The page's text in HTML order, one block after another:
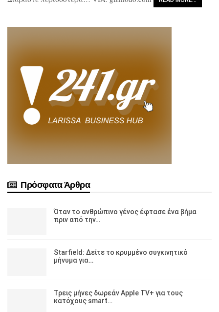
Πρόσφατα Άρθρα
Όταν το ανθρώπινο γένος έφτασε ένα βήμα
πριν από την…
Starfield: Δείτε το κρυμμένο συγκινητικό
μήνυμα για…
Τρεις μήνες δωρεάν Apple TV+ για τους
κατόχους smart…